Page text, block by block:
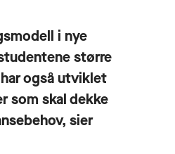
i nye
større
også utviklet
som skal dekke
sier